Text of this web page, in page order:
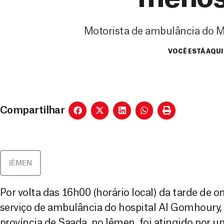
Motorista de ambulância do
VOCÊ ESTÁ AQUI
Compartilhar
IÊMEN
Por volta das 16h00 (horário local) da tarde de
serviço de ambulância do hospital Al